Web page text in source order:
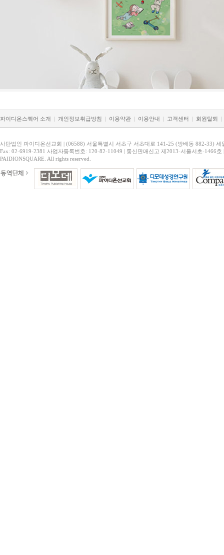
파이디온스퀘어 소개 | 개인정보취급방침 | 이용약관 | 이용안내 | 고객센터 | 회원탈퇴 |
사단법인 파이디온선교회 | (06588) 서울특별시 서초구 서초대로 141-25 (방배동 882-33) 세
Fax: 02-6919-2381 사업자등록번호: 120-82-11049 | 통신판매신고 제2013-서울서초-1466호
PAIDIONSQUARE. All rights reserved.